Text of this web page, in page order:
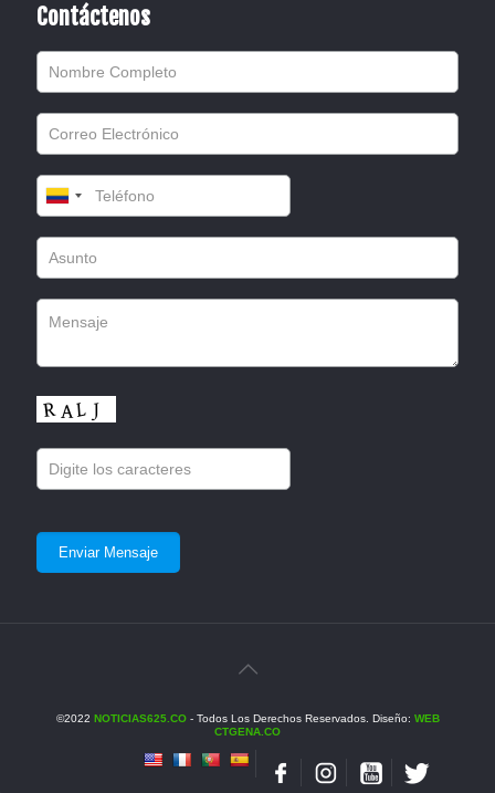
Contáctenos
©2022 NOTICIAS625.CO- Todos Los Derechos Reservados. Diseño: WEB
CTGENA.CO